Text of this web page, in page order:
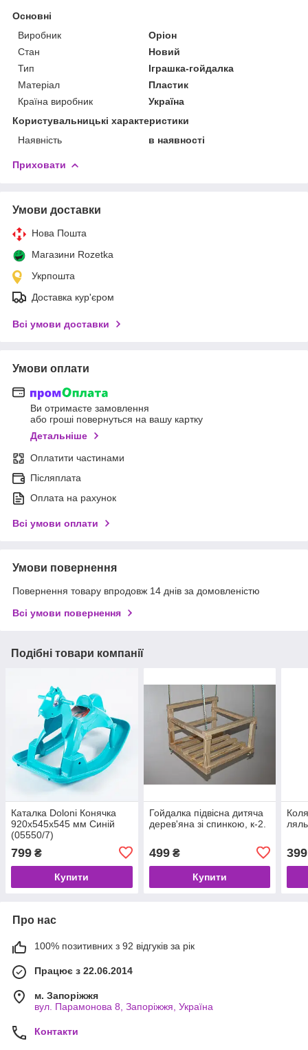
Основні
Виробник
Оріон
Стан
Новий
Тип
Іграшка-гойдалка
Матеріал
Пластик
Країна виробник
Україна
Користувальницькі характеристики
Наявність
в наявності
Приховати
Умови доставки
Нова Пошта
Магазини Rozetka
Укрпошта
Доставка кур'єром
Всі умови доставки
Умови оплати
Ви отримаєте замовлення
або гроші повернуться на вашу картку
Детальніше
Оплатити частинами
Післяплата
Оплата на рахунок
Всі умови оплати
Умови повернення
Повернення товару впродовж 14 днів за домовленістю
Всі умови повернення
Подібні товари компанії
Каталка Doloni Конячка
920x545x545 мм Синій
(05550/7)
799 ₴
Купити
Гойдалка підвісна дитяча
дерев'яна зі спинкою, к-2.
499₴
Купити
399
Про нас
100% позитивних з 92 відгуків за рік
Працює з 22.06.2014
м. Запоріжжя
вул. Парамонова 8, Запоріжжя, Україна
Контакти